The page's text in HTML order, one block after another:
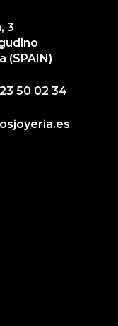
3
(SPAIN)
50 02 34